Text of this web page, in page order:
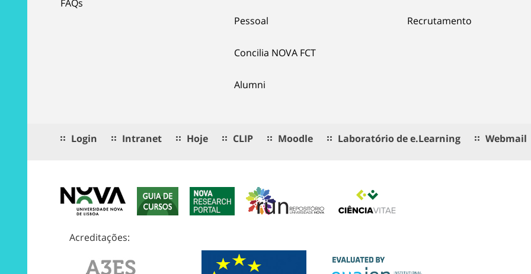
FAQs
Pessoal
Concilia NOVA FCT
Alumni
Recrutamento
Login Intranet Hoje CLIP Moodle Laboratório de e.Learning Webmail
Acreditações: